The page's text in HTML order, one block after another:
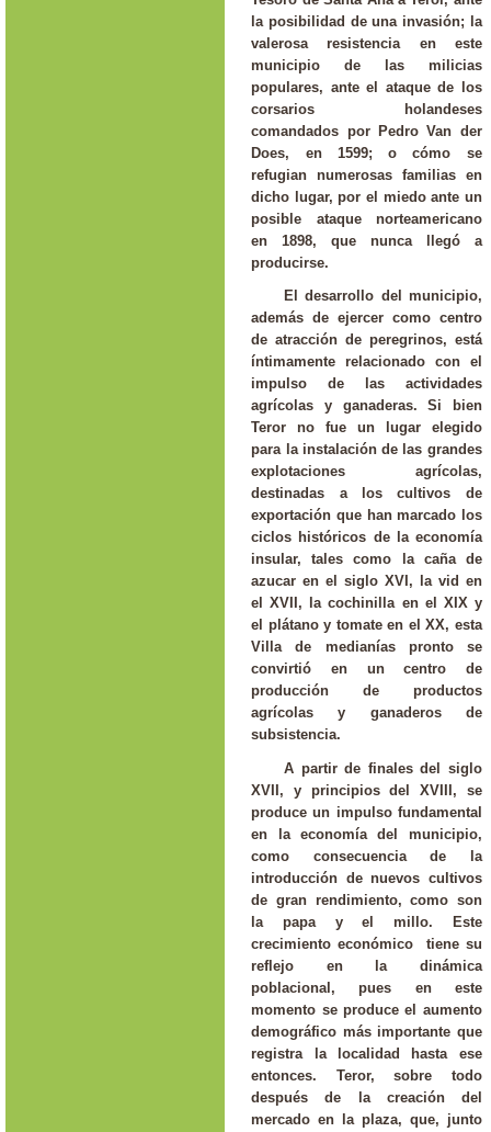
la posibilidad de una invasión; la
valerosa resistencia en este
municipio de las milicias
populares, ante el ataque de los
corsarios holandeses
comandados por Pedro Van der
Does, en 1599; o cómo se
refugian numerosas familias en
dicho lugar, por el miedo ante un
posible ataque norteamericano
en 1898, que nunca llegó a
producirse.
El desarrollo del municipio,
además de ejercer como centro
de atracción de peregrinos, está
íntimamente relacionado con el
impulso de las actividades
agrícolas y ganaderas. Si bien
Teror no fue un lugar elegido
para la instalación de las grandes
explotaciones agrícolas,
destinadas a los cultivos de
exportación que han marcado los
ciclos históricos de la economía
insular, tales como la caña de
azucar en el siglo XVI, la vid en
el XVII, la cochinilla en el XIX y
el plátano y tomate en el XX, esta
Villa de medianías pronto se
convirtió en un centro de
producción de productos
agrícolas y ganaderos de
subsistencia.
A partir de finales del siglo
XVII, y principios del XVIII, se
produce un impulso fundamental
en la economía del municipio,
como consecuencia de la
introducción de nuevos cultivos
de gran rendimiento, como son
la papa y el millo. Este
crecimiento económico tiene su
reflejo en la dinámica
poblacional, pues en este
momento se produce el aumento
demográfico más importante que
registra la localidad hasta ese
entonces. Teror, sobre todo
después de la creación del
mercado en la plaza, que, junto